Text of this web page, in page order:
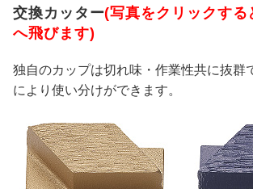
交換カッター(写真をクリックする
へ飛びます)
独自のカップは切れ味・作業性共に抜群
により使い分けができます。